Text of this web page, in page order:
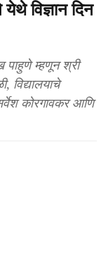
विज्ञान दिन
पाहुणे म्हणून श्री
विद्यालयाचे
कोरगावकर आणि